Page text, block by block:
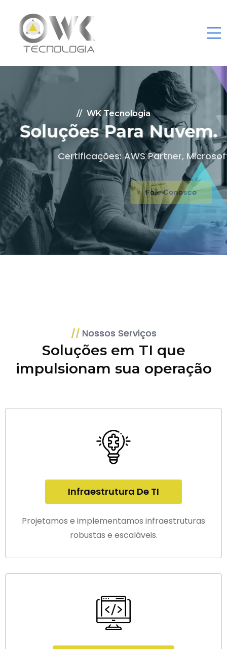
WK Tecnologia
Soluções Para Nuvem.
Certificações: AWS Partner, Microsoft Gold
Fale Conosco
Nossos Serviços
Soluções em TI que
impulsionam sua operação
Infraestrutura De TI
Projetamos e implementamos infraestruturas
robustas e escaláveis.